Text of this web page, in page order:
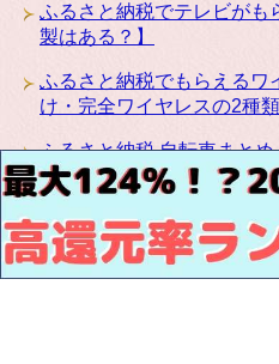
ふるさと納税でテレビがも
製はある？】
ふるさと納税でもらえるワ
け・完全ワイヤレスの2種類
ふるさと納税 自転車まと
ふるさと納税にカリモクの
ーブル・ベッドなど種類豊